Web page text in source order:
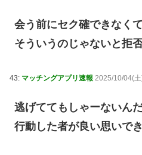
会う前にセク確できなく
そういうのじゃないと拒
43: マッチングアプリ速報 2025/10/04(
逃げててもしゃーないん
行動した者が良い思いで